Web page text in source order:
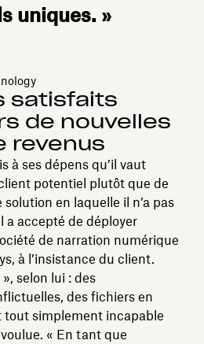
uniques. »
satisfaits
de nouvelles
revenus
à ses dépens qu’il vaut
potentiel plutôt que de
en laquelle il n’a pas
a accepté de déployer
de narration numérique
à l’insistance du client.
selon lui : des
des fichiers en
simplement incapable
« En tant que